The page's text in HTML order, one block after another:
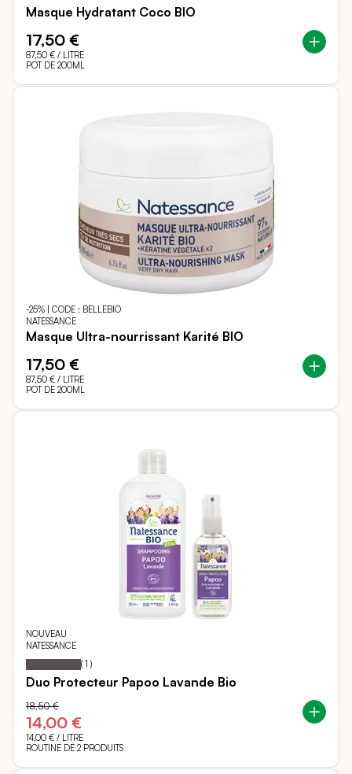
Masque Hydratant Coco BIO
17,50 €
87,50 € / LITRE
POT DE 200ML
-25% | CODE : BELLEBIO
NATESSANCE
Masque Ultra-nourrissant Karité BIO
17,50 €
87,50 € / LITRE
POT DE 200ML
NOUVEAU
NATESSANCE
Notation: 100
% of
( 1 )
Duo Protecteur Papoo Lavande Bio
14,00 €
18,50 €
14,00 € / LITRE
ROUTINE DE 2 PRODUITS